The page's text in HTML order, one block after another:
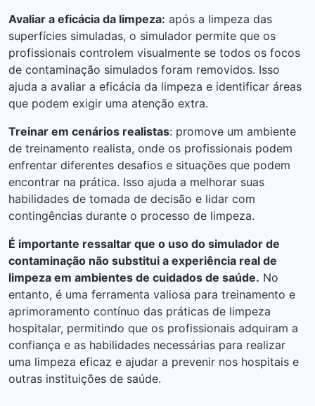
Avaliar a eficácia da limpeza: após a limpeza das
superfícies simuladas, o simulador permite que os
profissionais controlem visualmente se todos os focos
de contaminação simulados foram removidos. Isso
ajuda a avaliar a eficácia da limpeza e identificar áreas
que podem exigir uma atenção extra.
Treinar em cenários realistas: promove um ambiente
de treinamento realista, onde os profissionais podem
enfrentar diferentes desafios e situações que podem
encontrar na prática. Isso ajuda a melhorar suas
habilidades de tomada de decisão e lidar com
contingências durante o processo de limpeza.
É importante ressaltar que o uso do simulador de
contaminação não substitui a experiência real de
limpeza em ambientes de cuidados de saúde. No
entanto, é uma ferramenta valiosa para treinamento e
aprimoramento contínuo das práticas de limpeza
hospitalar, permitindo que os profissionais adquiram a
confiança e as habilidades necessárias para realizar
uma limpeza eficaz e ajudar a prevenir nos hospitais e
outras instituições de saúde.